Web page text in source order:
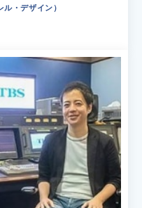
・デザイン）